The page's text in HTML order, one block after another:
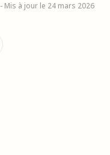
- Mis à jour le 24 mars 2026